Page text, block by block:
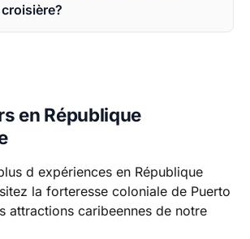
en République
d expériences en République
la forteresse coloniale de Puerto
attractions caribeennes de notre